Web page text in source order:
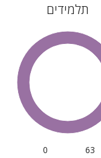
תלמידים
63
0